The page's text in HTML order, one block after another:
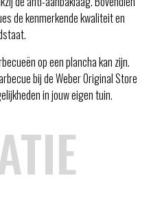
de kenmerkende kwaliteit en
op een plancha kan zijn.
bij de Weber Original Store
in jouw eigen tuin.